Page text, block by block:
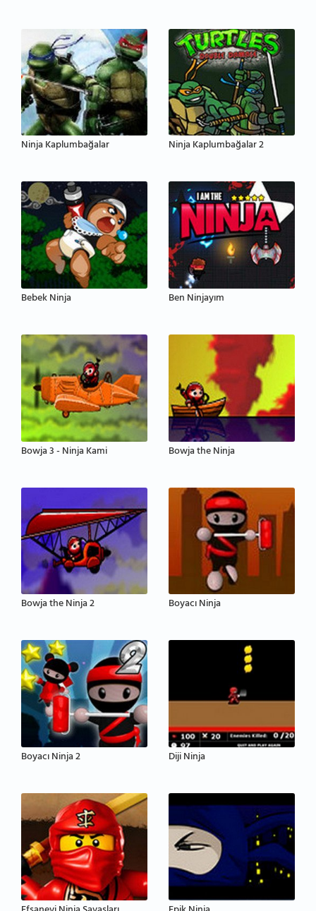
Ninja Kaplumbağalar Ninja Kaplumbağalar 2
Bebek Ninja Ben Ninjayım
Bowja 3 - Ninja Kami Bowja the Ninja
Bowja the Ninja 2 Boyacı Ninja
Boyacı Ninja 2 Diji Ninja